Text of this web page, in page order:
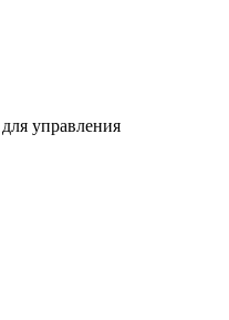
управления